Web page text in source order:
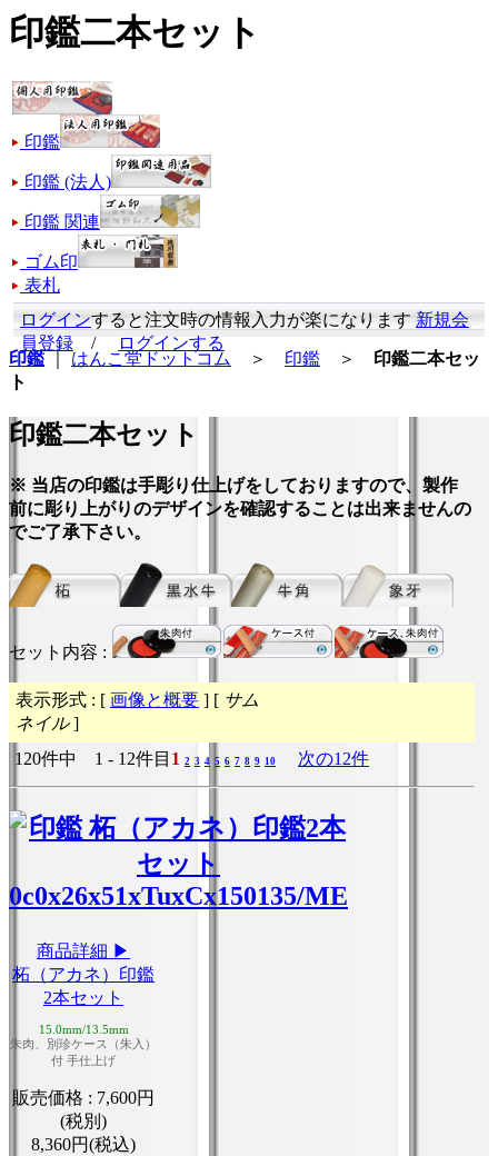
印鑑二本セット
印鑑
印鑑 (法人)
印鑑 関連
ゴム印
表札
ログインすると注文時の情報入力が楽になります新規会
員登録 /
ログインする
印鑑
はんこ堂ドットコム ＞ 印鑑 ＞ 印鑑二本セッ
ト
印鑑二本セット
※ 当店の印鑑は手彫り仕上げをしておりますので、製作
前に彫り上がりのデザインを確認することは出来ませんの
でご了承下さい。
セット内容 :
表示形式 : [ 画像と概要 ] [ サム
ネイル]
120件中 1 - 12件目 1 2 3 4 5 6 7 8 9 10 次の12件
商品詳細 ▶
柘（アカネ）印鑑
2本セット
15.0mm/13.5mm
朱肉、別珍ケース（朱入）
付 手仕上げ
販売価格 : 7,600円
(税別)
8,360円(税込)